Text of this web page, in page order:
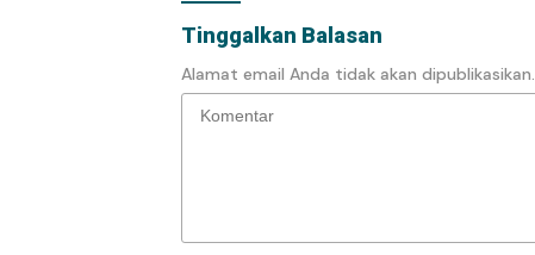
Tinggalkan Balasan
Alamat email Anda tidak akan dipublikasikan.